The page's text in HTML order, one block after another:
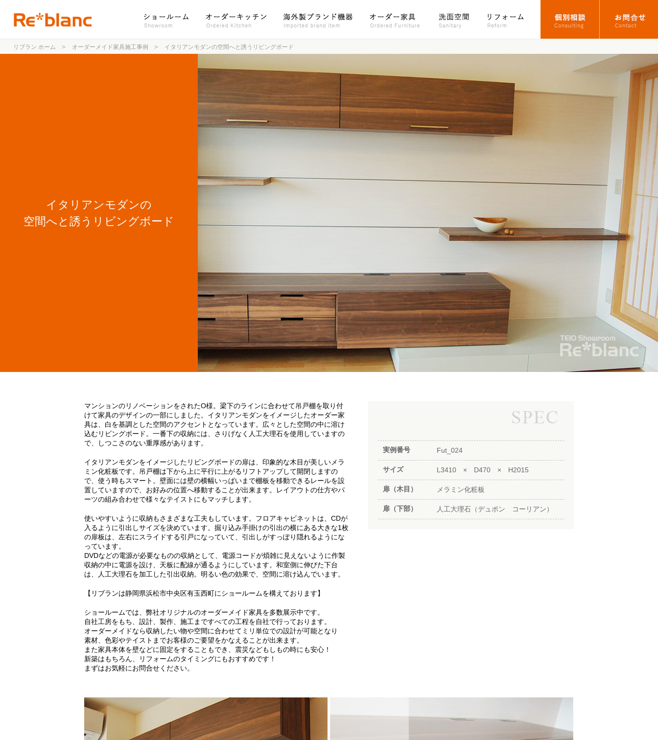
リブラン ホーム オーダーメイド家具施工事例 イタリアンモダンの空間へと誘うリビングボード
イタリアンモダンの
空間へと誘うリビングボード
マンションのリノベーションをされたO様。梁下のラインに合わせて吊戸棚を取り付
けて家具のデザインの一部にしました。イタリアンモダンをイメージしたオーダー家
具は、白を基調とした空間のアクセントとなっています。広々とした空間の中に溶け
込むリビングボード。一番下の収納には、さりげなく人工大理石を使用していますの
で、しつこさのない重厚感があります。
イタリアンモダンをイメージしたリビングボードの扉は、印象的な木目が美しいメラ
ミン化粧板です。吊戸棚は下から上に平行に上がるリフトアップして開閉しますの
で、使う時もスマート。壁面には壁の横幅いっぱいまで棚板を移動できるレールを設
置していますので、お好みの位置へ移動することが出来ます。レイアウトの仕方やパ
ーツの組み合わせで様々なテイストにもマッチします。
使いやすいように収納もさまざまな工夫もしています。フロアキャビネットは、CDが
入るように引出しサイズを決めています。掘り込み手掛けの引出の横にある大きな1枚
の扉板は、左右にスライドする引戸になっていて、引出しがすっぽり隠れるようにな
っています。
DVDなどの電源が必要なものの収納として、電源コードが煩雑に見えないように作製
収納の中に電源を設け、天板に配線が通るようにしています。和室側に伸びた下台
は、人工大理石を加工した引出収納。明るい色の効果で、空間に溶け込んでいます。
【リブランは静岡県浜松市中央区有玉西町にショールームを構えております】
ショールームでは、弊社オリジナルのオーダーメイド家具を多数展示中です。
自社工房をもち、設計、製作、施工まですべての工程を自社で行っております。
オーダーメイドなら収納したい物や空間に合わせてミリ単位での設計が可能となり
素材、色彩やテイストまでお客様のご要望をかなえることが出来ます。
また家具本体を壁などに固定をすることもでき、震災などもしもの時にも安心！
新築はもちろん、リフォームのタイミングにもおすすめです！
まずはお気軽にお問合せください。
実例番号 Fut_024
サイズ L3410 × D470 × H2015
扉（木目） メラミン化粧板
扉（下部） 人工大理石（デュポン コーリアン）